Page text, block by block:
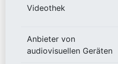
Videothek
Anbieter von
audiovisuellen Geräten